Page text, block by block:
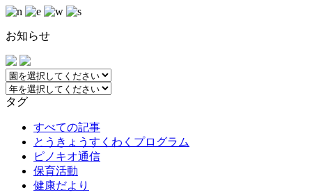
お知らせ
タグ
すべての記事
とうきょうすくわくプログラム
ピノキオ通信
保育活動
健康だより